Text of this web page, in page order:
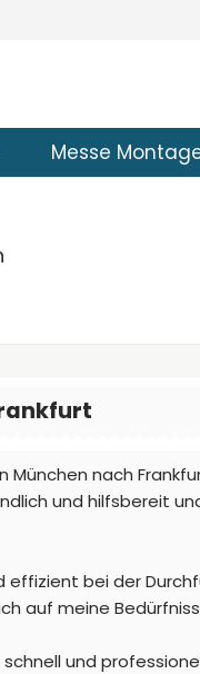
Messe
nach
und hilfsbereit
bei der
auf meine
schnell und